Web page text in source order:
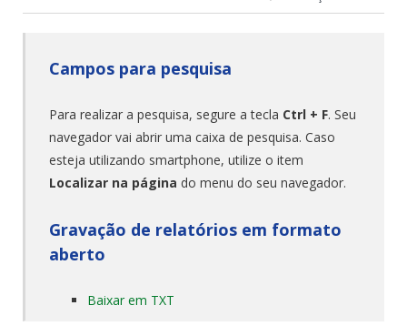
Campos para pesquisa
Para realizar a pesquisa, segure a tecla Ctrl + F. Seu
navegador vai abrir uma caixa de pesquisa. Caso
esteja utilizando smartphone, utilize o item
Localizar na página do menu do seu navegador.
Gravação de relatórios em formato
aberto
Baixar em TXT